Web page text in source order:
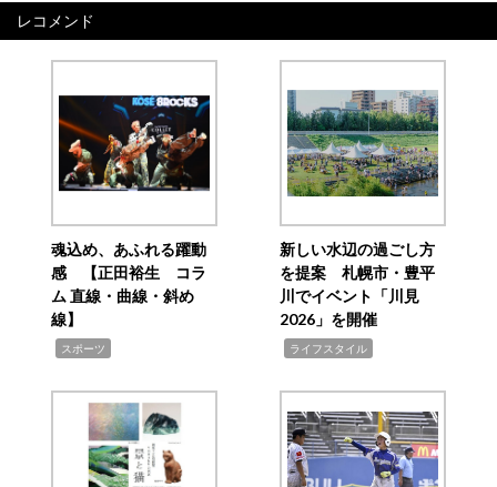
レコメンド
魂込め、あふれる躍動
感 【正田裕生 コラ
ム 直線・曲線・斜め
線】
スポーツ
新しい水辺の過ごし方
を提案 札幌市・豊平
川でイベント「川見
2026」を開催
ライフスタイル